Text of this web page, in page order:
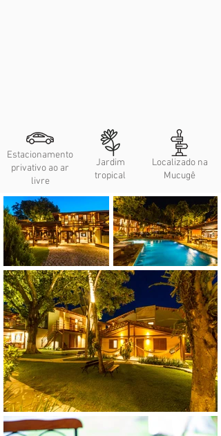
Estacionamento
privativo ao ar
livre
Jardim
tropical
Localizado na
Mucugê